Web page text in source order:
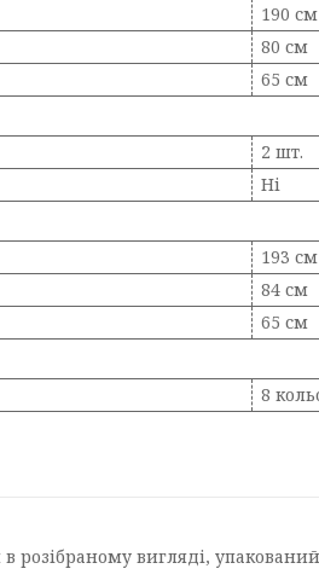
190 см
80 см
65 см
2 шт.
Ні
193 см
84 см
65 см
8
розібраному вигляді,